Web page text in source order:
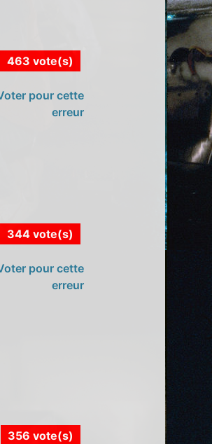
463 vote(s)
pour cette
erreur
344 vote(s)
pour cette
erreur
356 vote(s)